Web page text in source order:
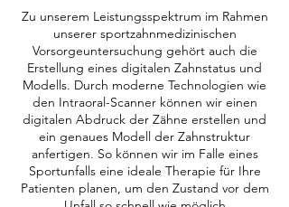
Zu unserem Leistungsspektrum im Rahmen
unserer sportzahnmedizinischen
Vorsorgeuntersuchung gehört auch die
Erstellung eines digitalen Zahnstatus und
Modells. Durch moderne Technologien wie
den Intraoral-Scanner können wir einen
digitalen Abdruck der Zähne erstellen und
ein genaues Modell der Zahnstruktur
anfertigen. So können wir im Falle eines
Sportunfalls eine ideale Therapie für Ihre
Patienten planen, um den Zustand vor dem